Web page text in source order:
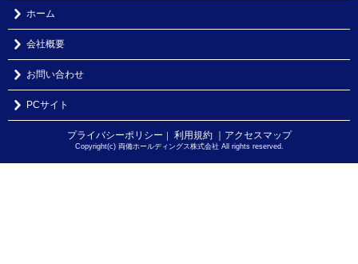
ホーム
会社概要
お問い合わせ
PCサイト
プライバシーポリシー ｜ 利用規約 ｜アクセスマップ
Copyright(c) 両備ホールディングス株式会社 All rights reserved.